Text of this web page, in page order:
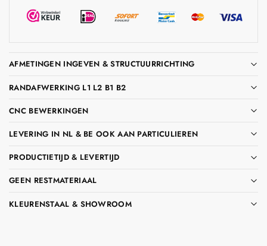
AFMETINGEN INGEVEN & STRUCTUURRICHTING
RANDAFWERKING L1 L2 B1 B2
CNC BEWERKINGEN
LEVERING IN NL & BE OOK AAN PARTICULIEREN
PRODUCTIETIJD & LEVERTIJD
GEEN RESTMATERIAAL
KLEURENSTAAL & SHOWROOM